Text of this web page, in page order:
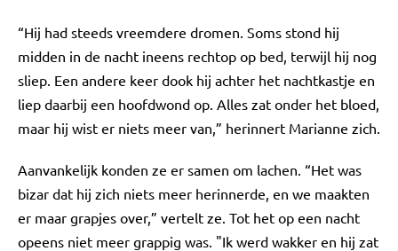
“Hij had steeds vreemdere dromen. Soms stond hij
midden in de nacht ineens rechtop op bed, terwijl hij nog
sliep. Een andere keer dook hij achter het nachtkastje en
liep daarbij een hoofdwond op. Alles zat onder het bloed,
maar hij wist er niets meer van,” herinnert Marianne zich.
Aanvankelijk konden ze er samen om lachen. “Het was
bizar dat hij zich niets meer herinnerde, en we maakten
er maar grapjes over,” vertelt ze. Tot het op een nacht
opeens niet meer grappig was. "Ik werd wakker en hij zat